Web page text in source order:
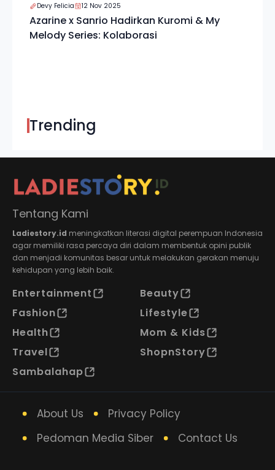
Devy Felicia 12 Nov 2025
Azarine x Sanrio Hadirkan Kuromi & My
Melody Series: Kolaborasi
Trending
Tentang Kami
Ladiestory.id meningkatkan literasi digital perempuan Indonesia
agar memiliki rasa percaya diri dalam membentuk opini publik
dan menjadi komunitas besar untuk melakukan gerakan menuju
kehidupan yang lebih baik.
Entertainment
Beauty
Fashion
Lifestyle
Health
Mom & Kids
Travel
ShopnStory
Sambalahap
About Us
Privacy Policy
Pedoman Media Siber
Contact Us